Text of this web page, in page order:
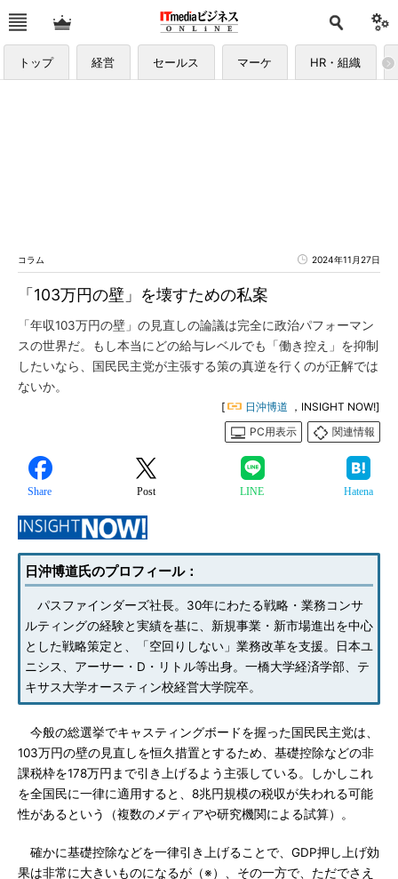
トップ 経営 セールス マーケ HR・組織
コラム 2024年11月27日
「103万円の壁」を壊すための私案
「年収103万円の壁」の見直しの論議は完全に政治パフォーマン
スの世界だ。もし本当にどの給与レベルでも「働き控え」を抑制
したいなら、国民民主党が主張する策の真逆を行くのが正解では
ないか。
[ 日沖博道 ，INSIGHT NOW!]
PC用表示
関連情報
Share Post LINE Hatena
日沖博道氏のプロフィール：
パスファインダーズ社長。30年にわたる戦略・業務コンサ
ルティングの経験と実績を基に、新規事業・新市場進出を中心
とした戦略策定と、「空回りしない」業務改革を支援。日本ユ
ニシス、アーサー・D・リトル等出身。一橋大学経済学部、テ
キサス大学オースティン校経営大学院卒。
今般の総選挙でキャスティングボードを握った国民民主党は、
103万円の壁の見直しを恒久措置とするため、基礎控除などの非
課税枠を178万円まで引き上げるよう主張している。しかしこれ
を全国民に一律に適用すると、8兆円規模の税収が失われる可能
性があるという（複数のメディアや研究機関による試算）。
確かに基礎控除などを一律引き上げることで、GDP押し上げ効
果は非常に大きいものになるが（※）、その一方で、ただでさえ